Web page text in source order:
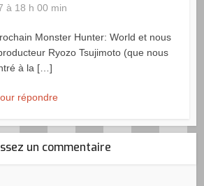
à 18 h 00 min
Monster Hunter: World et nous
Ryozo Tsujimoto (que nous
à la […]
répondre
un commentaire